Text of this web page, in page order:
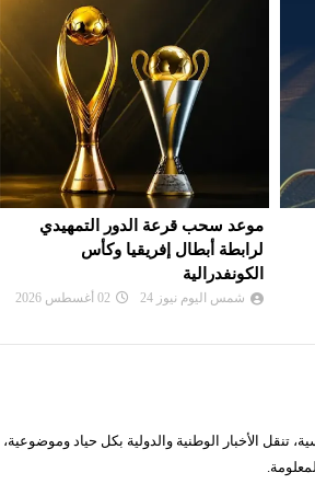
بي أس جي يزاحم ريال مدريد في
صفقة ديوماندي
شمس اليوم نيوز 24
تنقل الأخبار الوطنية والدولية بكل حياد وموضوعية،